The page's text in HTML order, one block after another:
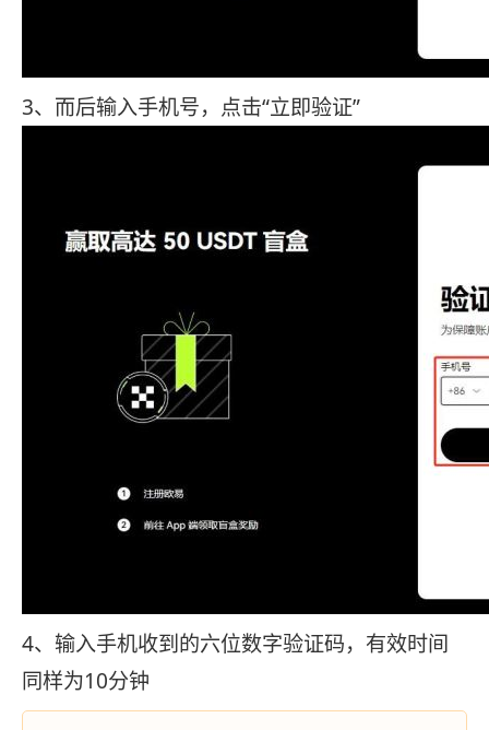
3、而后输入手机号，点击“立即验证”
4、输入手机收到的六位数字验证码，有效时间
同样为10分钟